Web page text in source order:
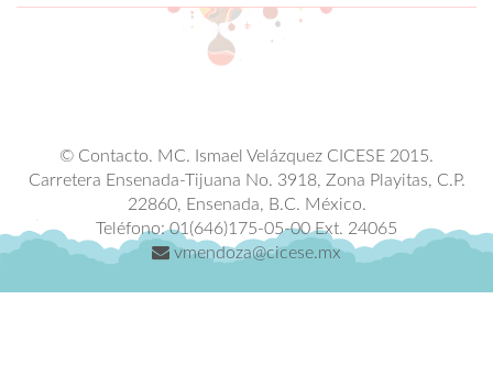
© Contacto. MC. Ismael Velázquez CICESE 2015.
Carretera Ensenada-Tijuana No. 3918, Zona Playitas, C.P.
22860, Ensenada, B.C. México.
Teléfono: 01(646)175-05-00 Ext. 24065
vmendoza@cicese.mx